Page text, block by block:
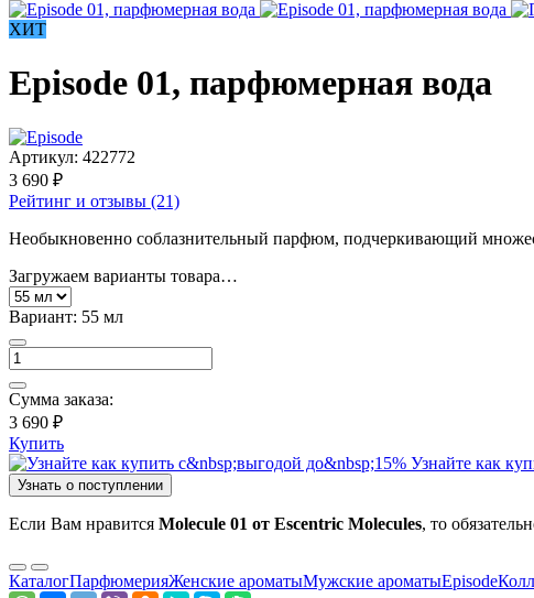
ХИТ
Episode 01, парфюмерная вода
Артикул: 422772
3 690 ₽
Рейтинг и отзывы (21)
Необыкновенно соблазнительный парфюм, подчеркивающий
Загружаем варианты товара…
Вариант: 55 мл
Сумма заказа:
3 690 ₽
Купить
Узнайте как
Узнать о поступлении
Если Вам нравится Molecule 01 от Escentric Molecules, то
КаталогПарфюмерияЖенские ароматыМужские ароматыEpisode